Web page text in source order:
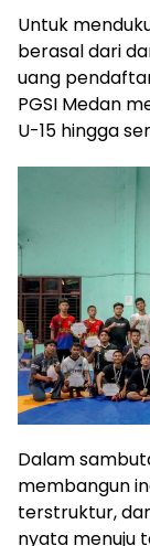
Untuk
berasal dari
uang
PGSI Medan
U-15 hingga
Dalam
membangun
terstruktur,
nyata menuju